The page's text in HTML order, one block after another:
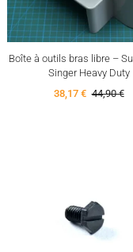
Boîte à outils bras libre –
Singer Heavy Duty
38,17 € 44,90 €